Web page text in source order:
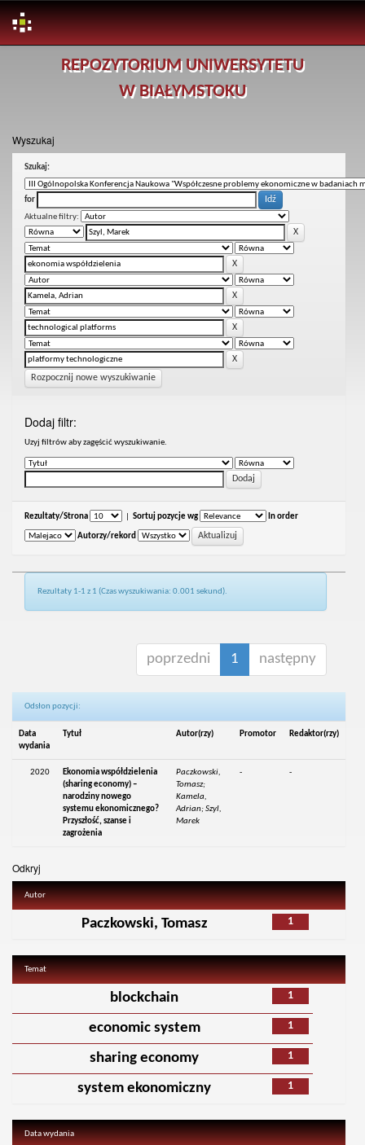
REPOZYTORIUM UNIWERSYTETU
W BIAŁYMSTOKU
Wyszukaj
Szukaj:
for
Aktualne filtry:
Rozpocznij nowe wyszukiwanie
Dodaj filtr:
Uzyj filtrów aby zagęścić wyszukiwanie.
Rezultaty/Strona Sortuj pozycje wg In order
Autorzy/rekord
Rezultaty 1-1 z 1 (Czas wyszukiwania: 0.001 sekund).
poprzedni 1 następny
Odsłon pozycji:
Data
wydania
Tytuł Autor(rzy) Promotor Redaktor(rzy)
2020
Ekonomia współdzielenia
(sharing economy) –
narodziny nowego
systemu ekonomicznego?
Przyszłość, szanse i
zagrożenia
Paczkowski,
Tomasz;
Kamela,
Adrian; Szyl,
Marek
- -
Odkryj
Autor
1
Paczkowski, Tomasz
Temat
1
blockchain
1
economic system
1
sharing economy
1
system ekonomiczny
Data wydania